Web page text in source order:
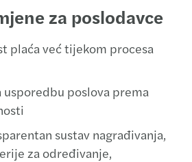
za poslodavce
plaća već tijekom procesa
usporedbu poslova prema
sustav nagrađivanja,
za određivanje,